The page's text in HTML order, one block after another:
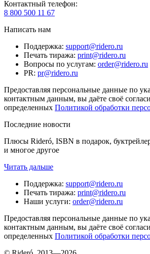
Контактный телефон:
8 800 500 11 67
Написать нам
Поддержка: support@ridero.ru
Печать тиража: print@ridero.ru
Вопросы по услугам: order@ridero.ru
PR: pr@ridero.ru
Предоставляя персональные данные по
контактным данным, вы даёте своё
определенных Политикой обработки
Последние новости
Плюсы Rideró, ISBN в подарок,
и многое другое
Читать дальше
Поддержка: support@ridero.ru
Печать тиража: print@ridero.ru
Наши услуги: order@ridero.ru
Предоставляя персональные данные по
контактным данным, вы даёте своё
определенных Политикой обработки